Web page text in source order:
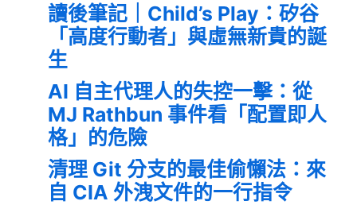
讀後筆記｜Child’s Play：矽谷
「高度行動者」與虛無新貴的誕
生
AI 自主代理人的失控一擊：從
MJ Rathbun 事件看「配置即人
格」的危險
清理 Git 分支的最佳偷懶法：來
自 CIA 外洩文件的一行指令